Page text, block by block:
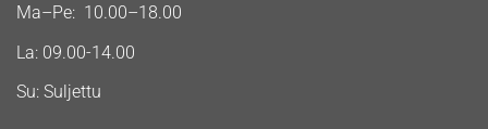
Ma–Pe: 10.00–18.00
La: 09.00-14.00
Su: Suljettu